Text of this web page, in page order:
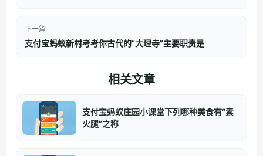
下一篇
支付宝蚂蚁新村考考你古代的“大理寺”主要职责是
相关文章
支付宝蚂蚁庄园小课堂下列哪种美食有“素
火腿”之称